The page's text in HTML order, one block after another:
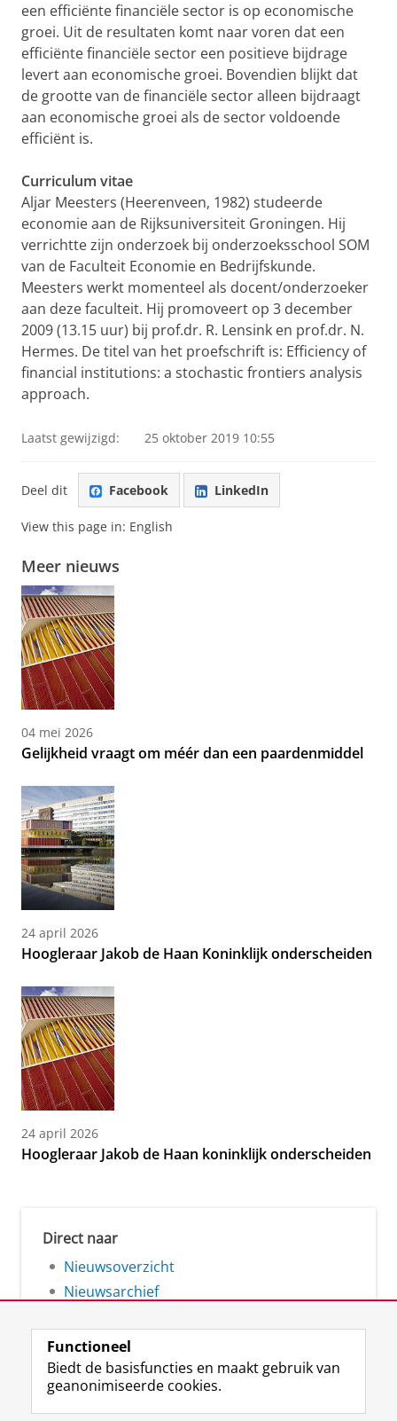
een efficiënte financiële sector is op economische
groei. Uit de resultaten komt naar voren dat een
efficiënte financiële sector een positieve bijdrage
levert aan economische groei. Bovendien blijkt dat
de grootte van de financiële sector alleen bijdraagt
aan economische groei als de sector voldoende
efficiënt is.
Curriculum vitae
Aljar Meesters (Heerenveen, 1982) studeerde
economie aan de Rijksuniversiteit Groningen. Hij
verrichtte zijn onderzoek bij onderzoeksschool SOM
van de Faculteit Economie en Bedrijfskunde.
Meesters werkt momenteel als docent/onderzoeker
aan deze faculteit. Hij promoveert op 3 december
2009 (13.15 uur) bij prof.dr. R. Lensink en prof.dr. N.
Hermes. De titel van het proefschrift is: Efficiency of
financial institutions: a stochastic frontiers analysis
approach.
Laatst gewijzigd: 25 oktober 2019 10:55
Deel dit Facebook LinkedIn
View this page in: English
Meer nieuws
04 mei 2026
Gelijkheid vraagt om méér dan een paardenmiddel
24 april 2026
Hoogleraar Jakob de Haan Koninklijk onderscheiden
24 april 2026
Hoogleraar Jakob de Haan koninklijk onderscheiden
Direct naar
Nieuwsoverzicht
Nieuwsarchief
Volg de RUG F L R I Y
Functioneel
Biedt de basisfuncties en maakt gebruik van
geanonimiseerde cookies.